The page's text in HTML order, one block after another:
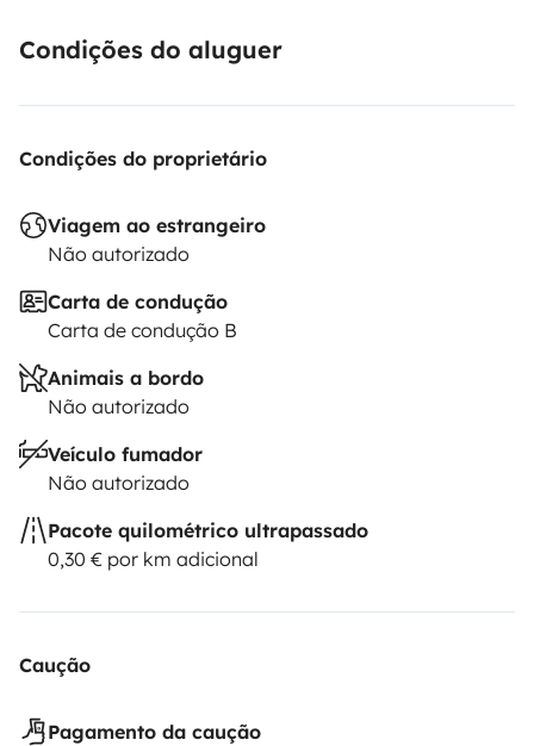
Condições do aluguer
Condições do proprietário
Viagem ao estrangeiro
Não autorizado
Carta de condução
Carta de condução B
Animais a bordo
Não autorizado
Veículo fumador
Não autorizado
Pacote quilométrico ultrapassado
0,30 € por km adicional
Caução
Pagamento da caução